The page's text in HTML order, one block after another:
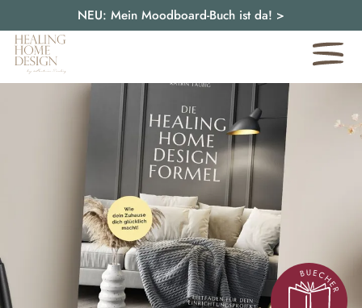
NEU: Mein Moodboard-Buch ist da! >